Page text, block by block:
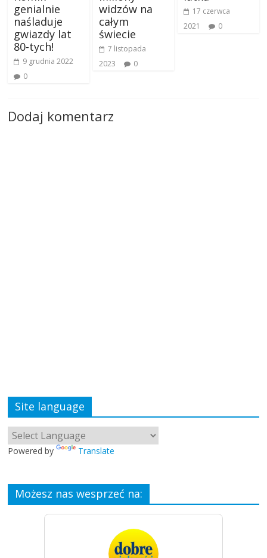
genialnie
naśladuje
gwiazdy lat
80-tych!
9 grudnia 2022
0
widzów na
całym
świecie
7 listopada
2023
0
17 czerwca
2021
0
Dodaj komentarz
Site language
Powered by Translate
Możesz nas wesprzeć na: